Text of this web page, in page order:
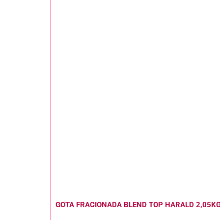
GOTA FRACIONADA BLEND TOP HARALD